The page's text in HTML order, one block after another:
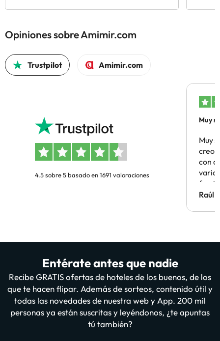
Opiniones sobre Amimir.com
Trustpilot Amimir.com
4.5 sobre 5 basado en 1691 valoraciones
Muy
Muy
creo
con
Hotel
Raúl
Entérate antes que nadie
Recibe GRATIS ofertas de hoteles de los buenos, de los
que te hacen flipar. Además de sorteos, contenido útil y
todas las novedades de nuestra web y App. 200 mil
personas ya están suscritas y leyéndonos, ¿te apuntas
tú también?